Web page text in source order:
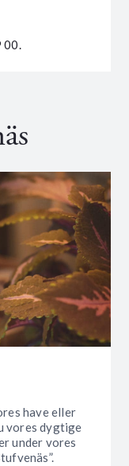
00.
have eller
vores dygtige
under vores